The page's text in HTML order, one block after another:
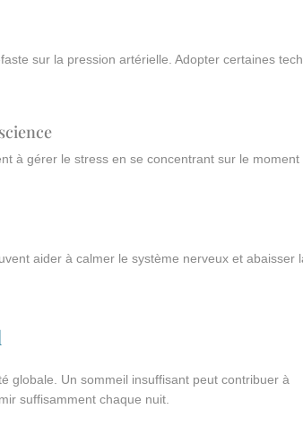
sur la pression artérielle. Adopter certaines
à gérer le stress en se concentrant sur le moment
aider à calmer le système nerveux et abaisser
globale. Un sommeil insuffisant peut contribuer à
suffisamment chaque nuit.